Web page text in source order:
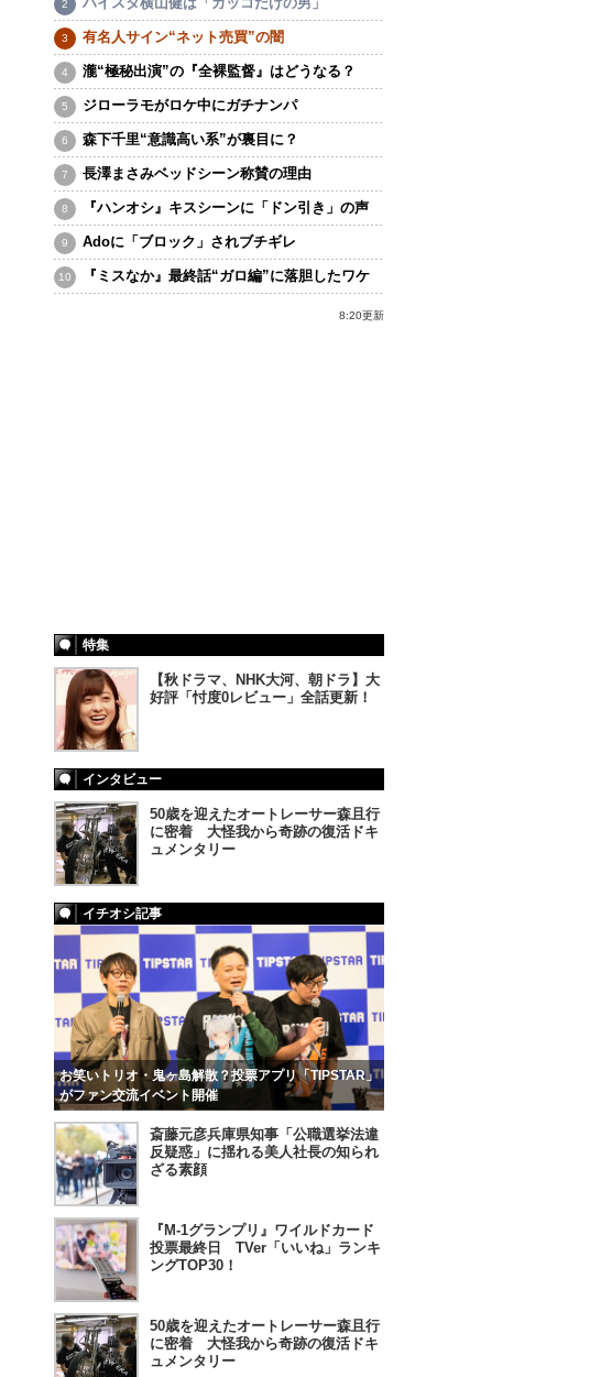
有名人サイン“ネット売買”の闇
瀧“極秘出演”の『全裸監督』はどうなる？
ジローラモがロケ中にガチナンパ
森下千里“意識高い系”が裏目に？
長澤まさみベッドシーン称賛の理由
『ハンオシ』キスシーンに「ドン引き」の声
Adoに「ブロック」されブチギレ
『ミスなか』最終話“ガロ編”に落胆したワケ
8:20更新
特集
【秋ドラマ、NHK大河、朝ドラ】大
好評「忖度0レビュー」全話更新！
インタビュー
50歳を迎えたオートレーサー森且行
に密着 大怪我から奇跡の復活ドキ
ュメンタリー
イチオシ記事
お笑いトリオ・鬼ヶ島解散？投票アプリ「TIPSTAR」
がファン交流イベント開催
斎藤元彦兵庫県知事「公職選挙法違
反疑惑」に揺れる美人社長の知られ
ざる素顔
『M-1グランプリ』ワイルドカード
投票最終日 TVer「いいね」ランキ
ングTOP30！
50歳を迎えたオートレーサー森且行
に密着 大怪我から奇跡の復活ドキ
ュメンタリー